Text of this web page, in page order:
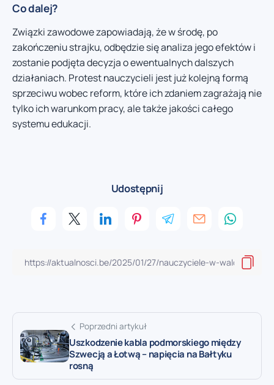
Co dalej?
Związki zawodowe zapowiadają, że w środę, po
zakończeniu strajku, odbędzie się analiza jego efektów i
zostanie podjęta decyzja o ewentualnych dalszych
działaniach. Protest nauczycieli jest już kolejną formą
sprzeciwu wobec reform, które ich zdaniem zagrażają nie
tylko ich warunkom pracy, ale także jakości całego
systemu edukacji.
Udostępnij
Poprzedni artykuł
Uszkodzenie kabla podmorskiego między
Szwecją a Łotwą – napięcia na Bałtyku
rosną